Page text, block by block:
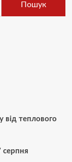
Пошук
від теплового
серпня